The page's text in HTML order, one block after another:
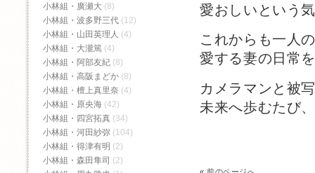
愛おしいという
これからも一人
愛する妻の日常
カメラマンと被
未来へ歩むたび
小林組・廣瀬大 (8)
小林組・波多野三代 (12)
小林組・山田英理人 (4)
小林組・大瀧篤 (4)
小林組・阿部友紀 (8)
小林組・高阪まどか (8)
小林組・檀上真里奈 (4)
小林組・原央海 (42)
小林組・四宮拓真 (34)
小林組・河田紗弥 (104)
小林組・得津有明 (2)
小林組・森田隼司 (2)